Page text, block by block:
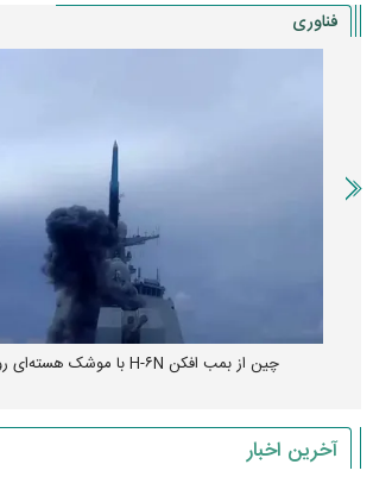
فناوری
چین از بمب افکن H-۶N با موشک هسته‌ای رونمایی کرد
آخرین اخبار